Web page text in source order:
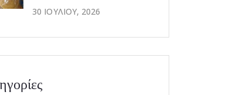
30 ΙΟΥΛΊΟΥ, 2026